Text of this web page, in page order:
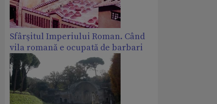
Sfârşitul Imperiului Roman. Când
vila romană e ocupată de barbari